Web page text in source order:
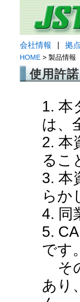
会社情報 拠
HOME > 製品情報
使用許諾
1. 本
は、
2. 本
るこ
3. 本
らか
4. 同
5.
です。
そ
あり